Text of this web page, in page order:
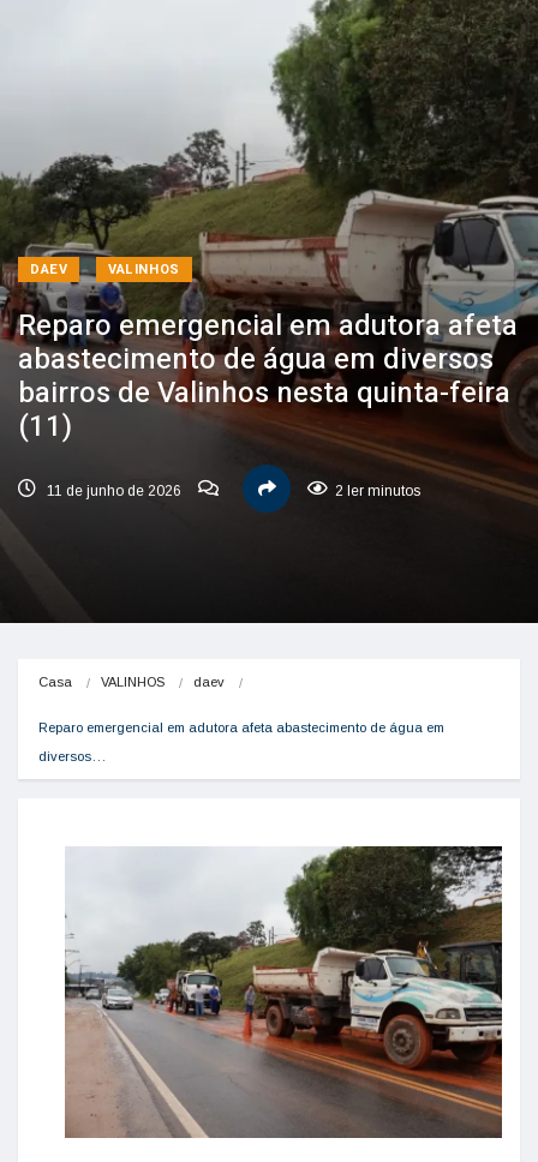
DAEV VALINHOS
Reparo emergencial em adutora afeta
abastecimento de água em diversos
bairros de Valinhos nesta quinta-feira
(11)
11 de junho de 2026 2 ler minutos
Casa VALINHOS daev
Reparo emergencial em adutora afeta abastecimento de água em
diversos…